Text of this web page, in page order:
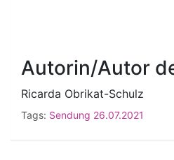
Autorin/Autor
Ricarda Obrikat-Schulz
Tags: Sendung 26.07.2021